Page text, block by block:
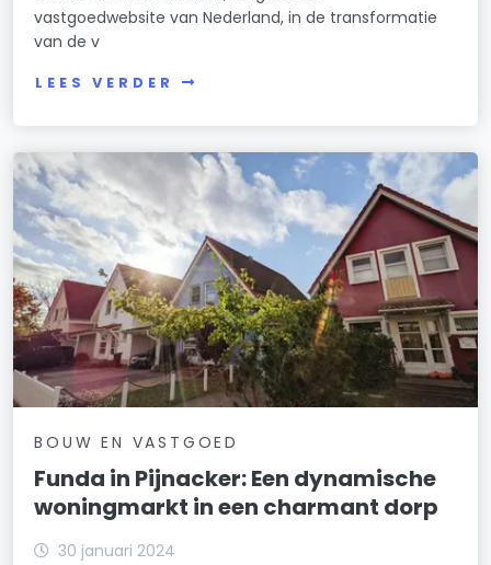
vastgoedwebsite van Nederland, in de transformatie
van de v
LEES VERDER
BOUW EN VASTGOED
Funda in Pijnacker: Een dynamische
woningmarkt in een charmant dorp
30 januari 2024